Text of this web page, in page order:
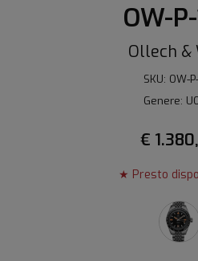
OW-
Ollech &
SKU: OW-
Genere:
€
★ Presto